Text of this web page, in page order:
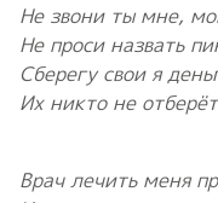
Не звони ты мне,
Не проси назвать
Сберегу свои я
Их никто не
Врач лечить меня